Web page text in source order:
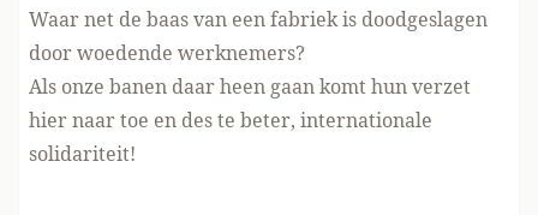
Waar net de baas van een fabriek is doodgeslagen
door woedende werknemers?
Als onze banen daar heen gaan komt hun verzet
hier naar toe en des te beter, internationale
solidariteit!